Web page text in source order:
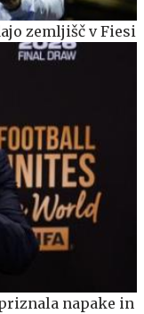
zemljišč v Fiesi
napake in